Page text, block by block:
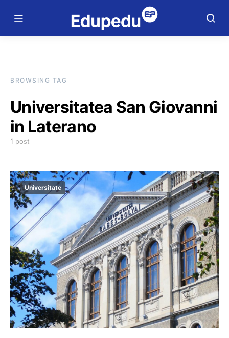
BROWSING TAG
Universitatea San Giovanni
in Laterano
1 post
Universitate